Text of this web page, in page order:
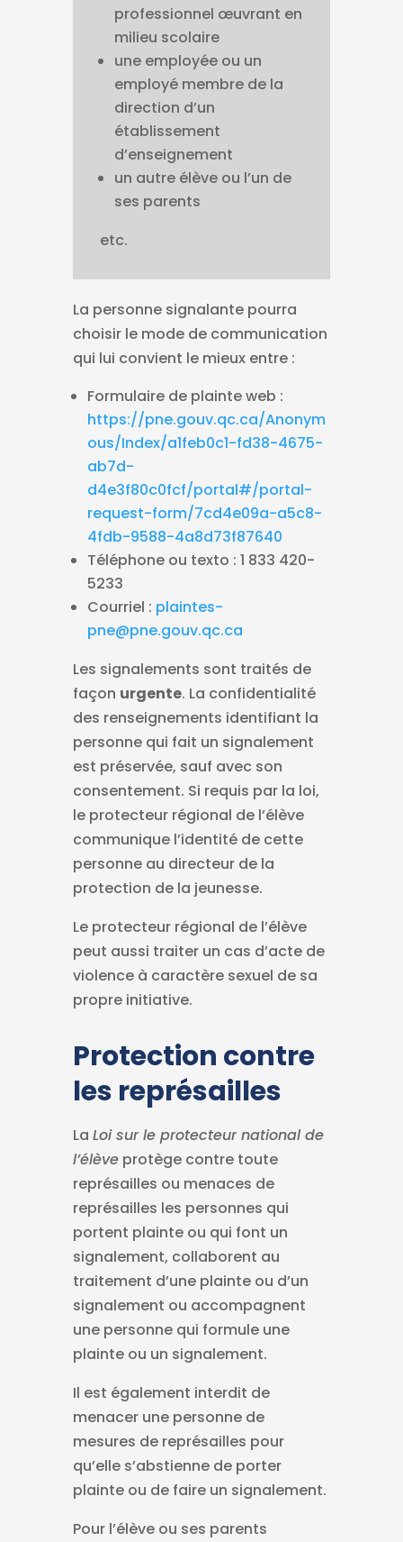
professionnel œuvrant en
milieu scolaire
une employée ou un
employé membre de la
direction d’un
établissement
d’enseignement
un autre élève ou l’un de
ses parents
etc.
La personne signalante pourra
choisir le mode de communication
qui lui convient le mieux entre :
Formulaire de plainte web :
https://pne.gouv.qc.ca/Anonym
ous/Index/a1feb0c1-fd38-4675-
ab7d-
d4e3f80c0fcf/portal#/portal-
request-form/7cd4e09a-a5c8-
4fdb-9588-4a8d73f87640
Téléphone ou texto : 1 833 420-
5233
Courriel : plaintes-
pne@pne.gouv.qc.ca
Les signalements sont traités de
façon urgente. La confidentialité
des renseignements identifiant la
personne qui fait un signalement
est préservée, sauf avec son
consentement. Si requis par la loi,
le protecteur régional de l’élève
communique l’identité de cette
personne au directeur de la
protection de la jeunesse.
Le protecteur régional de l’élève
peut aussi traiter un cas d’acte de
violence à caractère sexuel de sa
propre initiative.
Protection contre
les représailles
La Loi sur le protecteur national de
l’élèveprotège contre toute
représailles ou menaces de
représailles les personnes qui
portent plainte ou qui font un
signalement, collaborent au
traitement d’une plainte ou d’un
signalement ou accompagnent
une personne qui formule une
plainte ou un signalement.
Il est également interdit de
menacer une personne de
mesures de représailles pour
qu’elle s’abstienne de porter
plainte ou de faire un signalement.
Pour l’élève ou ses parents